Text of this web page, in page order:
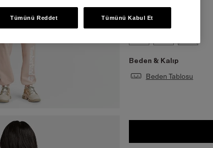
Beden & Kalıp
Beden Tablosu
Tümünü Reddet Tümünü Kabul Et